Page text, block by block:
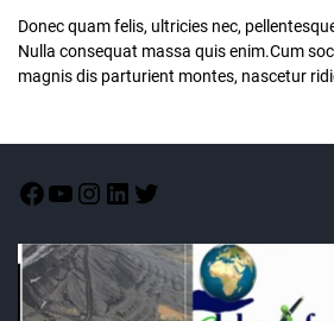
Donec quam felis, ultricies nec,
Nulla consequat massa quis enim.Cum
magnis dis parturient montes, nascetur